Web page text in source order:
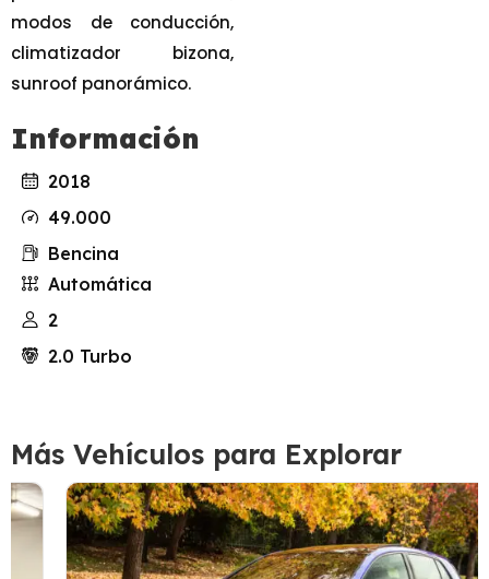
modos de conducción,
climatizador bizona,
sunroof panorámico.
Información
2018
49.000
Bencina
Automática
2
2.0 Turbo
Más Vehículos para Explorar